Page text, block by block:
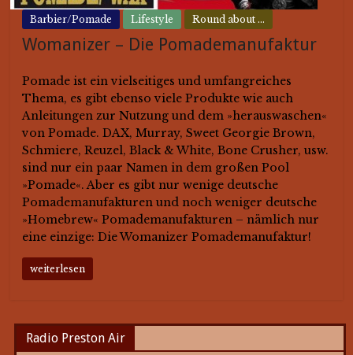
Barbier/Pomade Lifestyle Round about ...
Womanizer – Die Pomademanufaktur
Pomade ist ein vielseitiges und umfangreiches
Thema, es gibt ebenso viele Produkte wie auch
Anleitungen zur Nutzung und dem »herauswaschen«
von Pomade. DAX, Murray, Sweet Georgie Brown,
Schmiere, Reuzel, Black & White, Bone Crusher, usw.
sind nur ein paar Namen in dem großen Pool
»Pomade«. Aber es gibt nur wenige deutsche
Pomademanufakturen und noch weniger deutsche
»Homebrew« Pomademanufakturen – nämlich nur
eine einzige: Die Womanizer Pomademanufaktur!
weiterlesen
Radio Preston Air